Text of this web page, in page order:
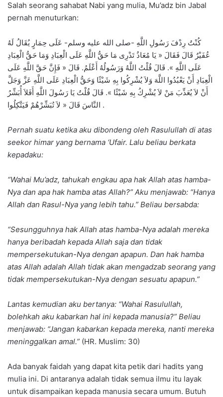
Salah seorang sahabat Nabi yang mulia, Mu’adz bin Jabal
pernah menuturkan:
كُنْتُ رِدْفَ رَسُولِ اللَّهِ -صلى الله عليه وسلم- عَلَى حِمَارٍ يُقَالُ لَهُ
عُفَيْرٌ قَالَ فَقَالَ « يَا مُعَاذُ تَدْرِى مَا حَقُّ اللَّهِ عَلَى الْعِبَادِ وَمَا حَقُّ الْعِبَادِ
عَلَى اللَّهِ ». قَالَ قُلْتُ اللَّهُ وَرَسُولُهُ أَعْلَمُ. قَالَ « فَإِنَّ حَقَّ اللَّهِ عَلَى
الْعِبَادِ أَنْ يَعْبُدُوا اللَّهَ وَلاَ يُشْرِكُوا بِهِ شَيْئًا وَحَقُّ الْعِبَادِ عَلَى اللَّهِ عَزَّ وَجَلَّ
أَنْ لاَ يُعَذِّبَ مَنْ لاَ يُشْرِكُ بِهِ شَيْئًا ». قَالَ قُلْتُ يَا رَسُولَ اللَّهِ أَفَلاَ أُبَشِّرُ
النَّاسَ قَالَ « لاَ تُبَشِّرْهُمْ فَيَتَّكِلُوا .
Pernah suatu ketika aku dibondeng oleh Rasulullah di atas
seekor himar yang bernama ‘Ufair. Lalu beliau berkata
kepadaku:
“Wahai Mu’adz, tahukah engkau apa hak Allah atas hamba-
Nya dan apa hak hamba atas Allah?” Aku menjawab: “Hanya
Allah dan Rasul-Nya yang lebih tahu.” Beliau bersabda:
“Sesungguhnya hak Allah atas hamba-Nya adalah mereka
hanya beribadah kepada Allah saja dan tidak
mempersekutukan-Nya dengan apapun. Dan hak hamba
atas Allah adalah Allah tidak akan mengadzab seorang yang
tidak mempersekutukan-Nya dengan sesuatu apapun.”
Lantas kemudian aku bertanya: “Wahai Rasulullah,
bolehkah aku kabarkan hal ini kepada manusia?” Beliau
menjawab: “Jangan kabarkan kepada mereka, nanti mereka
meninggalkan amal.” (HR. Muslim: 30)
Ada banyak faidah yang dapat kita petik dari hadits yang
mulia ini. Di antaranya adalah tidak semua ilmu itu layak
untuk disampaikan kepada manusia secara umum. Butuh